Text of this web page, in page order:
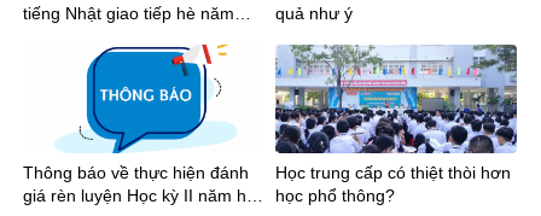
tiếng Nhật giao tiếp hè năm
quả như ý
Thông báo về thực hiện đánh
giá rèn luyện Học kỳ II năm học
Học trung cấp có thiệt thòi hơn
học phổ thông?